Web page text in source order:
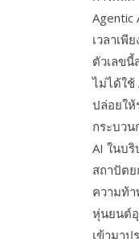
Agentic
เวลาเพี
ตัวเลขนี้
ไม่ได้ใช้
ปล่อยให้
กระบวน
AI ในบ
สถาปัต
ความท้า
หุ่นยนต์
เข้ามาป